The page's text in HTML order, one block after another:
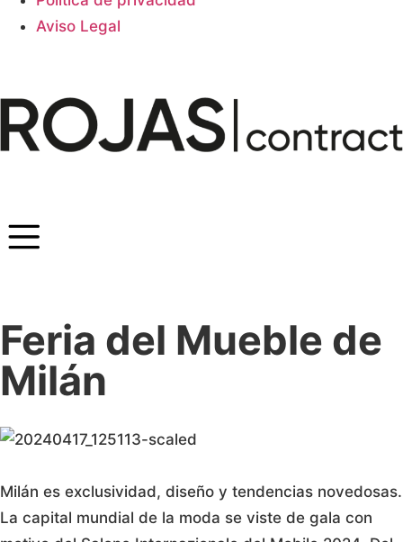
Aviso Legal
Feria del Mueble de
Milán
Milán es exclusividad, diseño y tendencias novedosas.
La capital mundial de la moda se viste de gala con